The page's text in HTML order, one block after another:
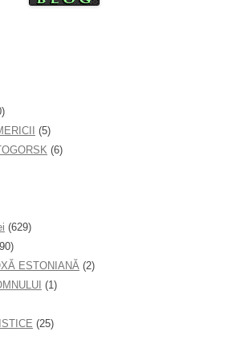
(5)
(6)
(629)
ESTONIANĂ (2)
(1)
(25)